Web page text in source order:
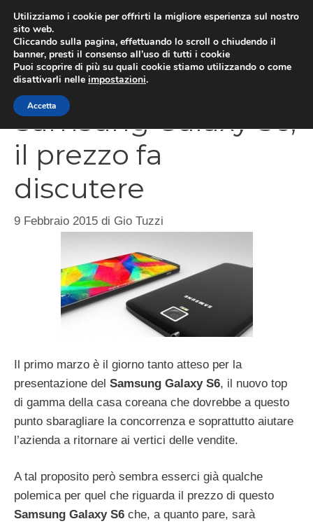
contenuto
Samsung Galaxy S6,
il prezzo fa
discutere
9 Febbraio 2015 di Gio Tuzzi
Il primo marzo è il giorno tanto atteso per la
presentazione del Samsung Galaxy S6, il nuovo top
di gamma della casa coreana che dovrebbe a questo
punto sbaragliare la concorrenza e soprattutto aiutare
l’azienda a ritornare ai vertici delle vendite.
A tal proposito però sembra esserci già qualche
polemica per quel che riguarda il prezzo di questo
Samsung Galaxy S6 che, a quanto pare, sarà
Utilizziamo i cookie per offrirti la migliore esperienza sul nostro
sito web.
Cliccando sulla pagina, effettuando lo scroll o chiudendo il
banner, presti il consenso all’uso di tutti i cookie
Puoi scoprire di più su quali cookie stiamo utilizzando o come
disattivarli nelle impostazioni.
Accetta